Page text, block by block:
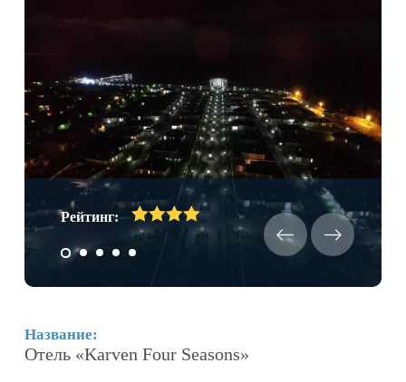
Рейтинг:
Название:
Отель «Karven Four Seasons»